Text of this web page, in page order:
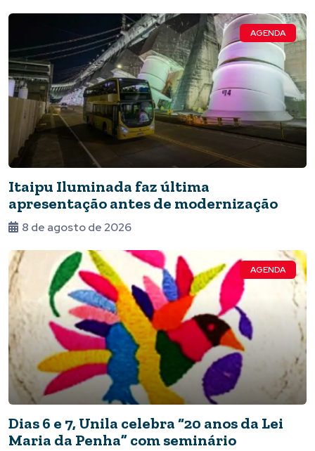
AGENDA
Itaipu Iluminada faz última
apresentação antes de modernização
8 de agosto de 2026
AGENDA
Dias 6 e 7, Unila celebra “20 anos da Lei
Maria da Penha” com seminário